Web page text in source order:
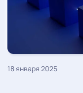
18 января 2025